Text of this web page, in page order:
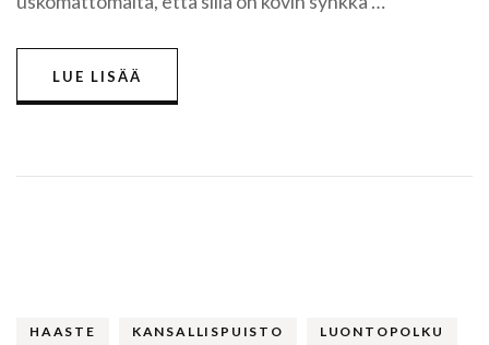
tästä
LUE LISÄÄ
HAASTE KANSALLISPUISTO LUONTOPOLKU